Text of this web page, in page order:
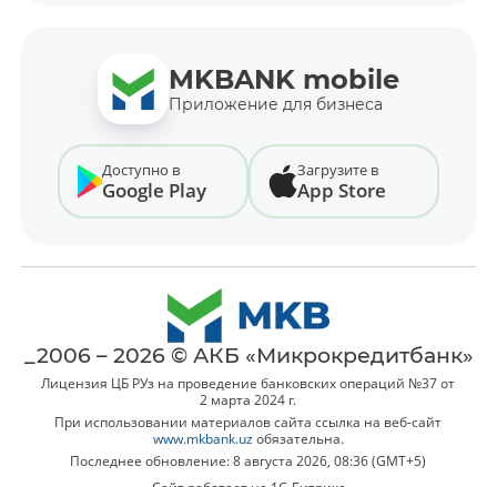
MKBANK mobile
Приложение для бизнеса
Доступно в
Google Play
Загрузите в
App Store
_2006 – 2026 © АКБ «Микрокредитбанк»
Лицензия ЦБ РУз на проведение банковских операций №37 от
2 марта 2024 г.
При использовании материалов сайта ссылка на веб-сайт
www.mkbank.uz обязательна.
Последнее обновление: 8 августа 2026, 08:36 (GMT+5)